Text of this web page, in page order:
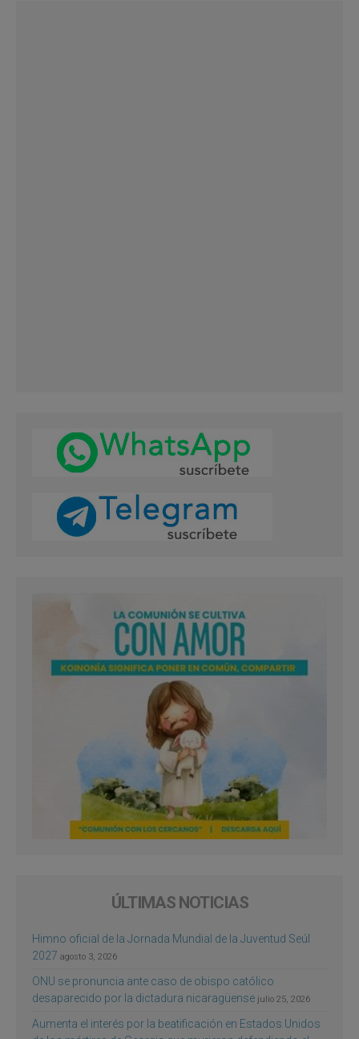
ÚLTIMAS NOTICIAS
Himno oficial de la Jornada Mundial de la Juventud Seúl
2027 agosto 3, 2026
ONU se pronuncia ante caso de obispo católico
desaparecido por la dictadura nicaragüense julio 25, 2026
Aumenta el interés por la beatificación en Estados Unidos